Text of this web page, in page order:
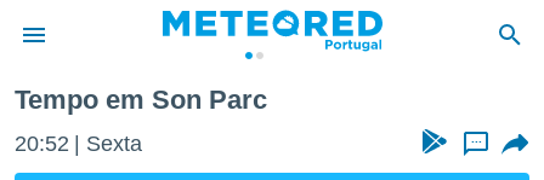
da
Tempo em Son Parc
20:52 Sexta ...